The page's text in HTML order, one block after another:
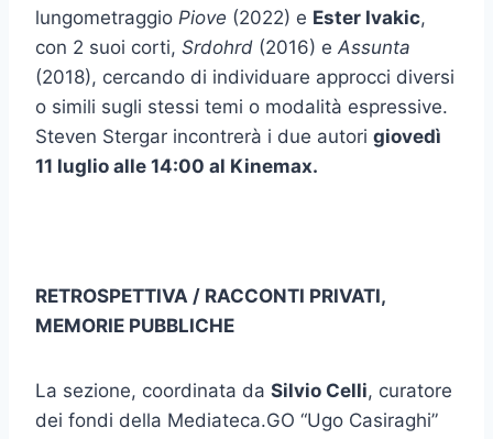
lungometraggio Piove (2022) e Ester Ivakic,
con 2 suoi corti, Srdohrd (2016) e Assunta
(2018), cercando di individuare approcci diversi
o simili sugli stessi temi o modalità espressive.
Steven Stergar incontrerà i due autori giovedì
11 luglio alle 14:00 al Kinemax.
RETROSPETTIVA / RACCONTI PRIVATI,
MEMORIE PUBBLICHE
La sezione, coordinata da Silvio Celli, curatore
dei fondi della Mediateca.GO “Ugo Casiraghi”